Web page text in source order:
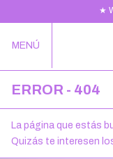
★
MENÚ
ERROR - 404
La página que estás
Quizás te interesen